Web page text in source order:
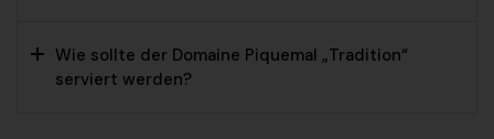
Wie sollte der Domaine Piquemal „Tradition“
serviert werden?